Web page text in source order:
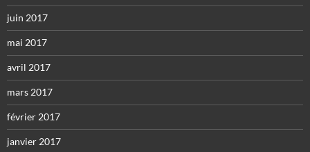
juin 2017
mai 2017
avril 2017
mars 2017
février 2017
janvier 2017